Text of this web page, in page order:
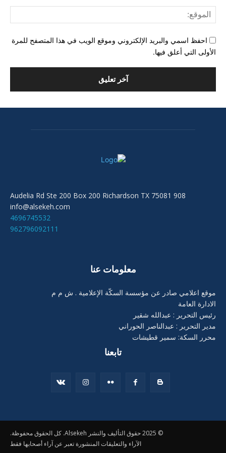
احفظ اسمي والبريد الإلكتروني وموقع الويب في هذا المتصفح للمرة
الأولى التي أعلق فيها.
908 Audelia Rd Ste 200 Box 200 Richardson TX 75081
info@alsekeh.com
4696745532
962796092111
معلومات عنا
موقع اعلامي صادر عن مؤسسة السكّة الإعلامية . ش م م
الادارة العامة
رئيس التحرير : عبدالله شقير
مدير التحرير : عبدالناصر الحوراني
محرر السكة: سمير قطيشات
تابعنا
© 2025 حقوق التأليف والنشر Alsekeh. كل الحقوق محفوظة.
الآراء والتعليقات المنشورة تعبر عن آراء أصحابها فقط